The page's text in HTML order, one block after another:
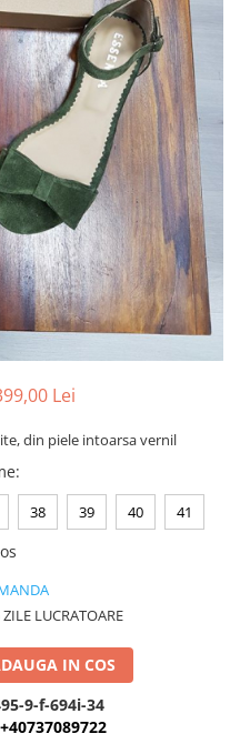
Lei
din piele intoarsa vernil
:
38 39 40 41
ZILE LUCRATOARE
IN COS
9-f-694i-34
+40737089722